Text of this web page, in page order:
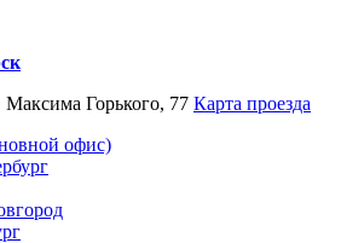
Горького, 77 Карта проезда
офис)